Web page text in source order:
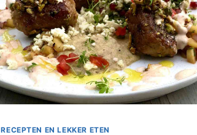
RECEPTEN EN LEKKER ETEN